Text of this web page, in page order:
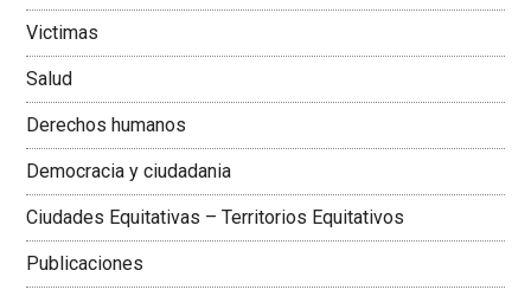
Victimas
Salud
Derechos humanos
Democracia y ciudadania
Ciudades Equitativas – Territorios Equitativos
Publicaciones